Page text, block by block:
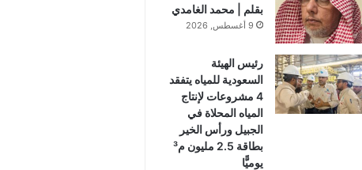
بقلم | محمد الغامدي
9 أغسطس, 2026
رئيس الهيئة
السعودية للمياه يتفقد
4 مشروعات لإنتاج
المياه المحلاة في
الجبيل ورأس الخير
بطاقة 2.5 مليون م³
يوميًّا